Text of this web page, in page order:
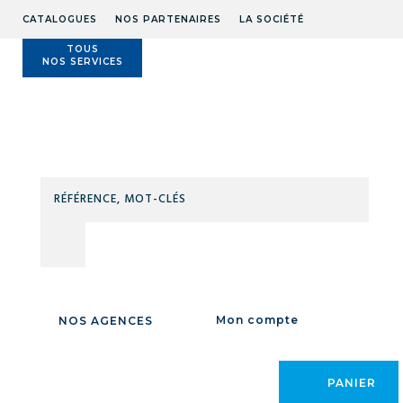
CATALOGUES NOS PARTENAIRES LA SOCIÉTÉ
TOUS
NOS SERVICES
NOS AGENCES Mon compte
PANIER